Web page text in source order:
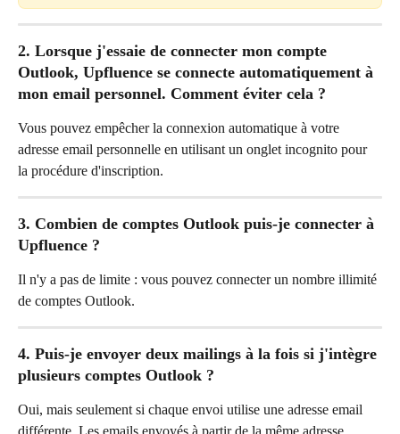
2. Lorsque j'essaie de connecter mon compte
Outlook, Upfluence se connecte automatiquement à
mon email personnel. Comment éviter cela ?
Vous pouvez empêcher la connexion automatique à votre
adresse email personnelle en utilisant un onglet incognito pour
la procédure d'inscription.
3. Combien de comptes Outlook puis-je connecter à
Upfluence ?
Il n'y a pas de limite : vous pouvez connecter un nombre illimité
de comptes Outlook.
4. Puis-je envoyer deux mailings à la fois si j'intègre
plusieurs comptes Outlook ?
Oui, mais seulement si chaque envoi utilise une adresse email